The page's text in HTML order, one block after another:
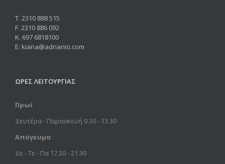
Τ. 2310 888 515
F. 2310 886 092
Κ. 697 6818100
Ε: kiana@adrianio.com
ΩΡΕΣ ΛΕΙΤΟΥΡΓΙΑΣ
Πρωί
Δευτέρα - Παρασκευή 9.30 - 13.30
Απόγευμα
Δε - Τε - Πα 17.30 - 21.30